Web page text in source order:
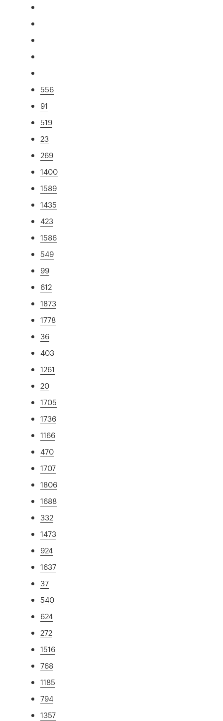
556
91
519
23
269
1400
1589
1435
423
1586
549
99
612
1873
1778
36
403
1261
20
1705
1736
1166
470
1707
1806
1688
332
1473
924
1637
37
540
624
272
1516
768
1185
794
1357